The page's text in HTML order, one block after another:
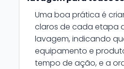
Uma boa prática é
claros de cada etapa
lavagem, indicando
equipamento e
tempo de ação, e a